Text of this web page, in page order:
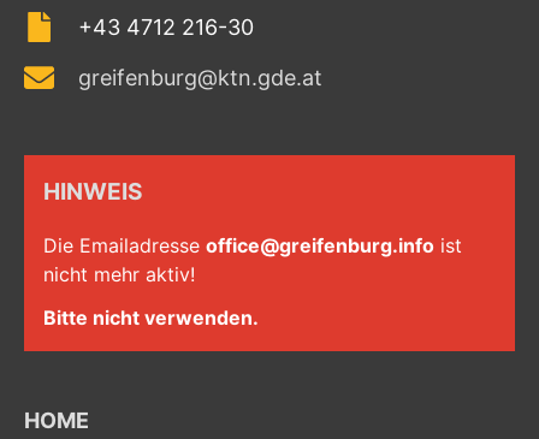
+43 4712 216-30
greifenburg@ktn.gde.at
HINWEIS
Die Emailadresse office@greifenburg.info ist
nicht mehr aktiv!
Bitte nicht verwenden.
HOME